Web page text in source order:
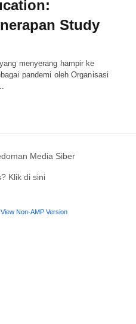
Study
menyerang hampir ke
pandemi oleh Organisasi
Media Siber
Klik di sini
View Non-AMP Version